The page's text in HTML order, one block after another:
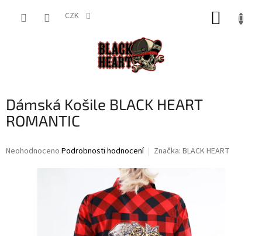
CZK
Dámská Košile BLACK HEART
ROMANTIC
Průměrné
Neohodnoceno Podrobnosti hodnocení Značka: BLACK HEART